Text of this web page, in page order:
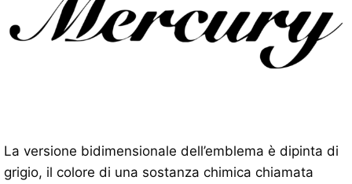
La versione bidimensionale dell’emblema è dipinta di
grigio, il colore di una sostanza chimica chiamata